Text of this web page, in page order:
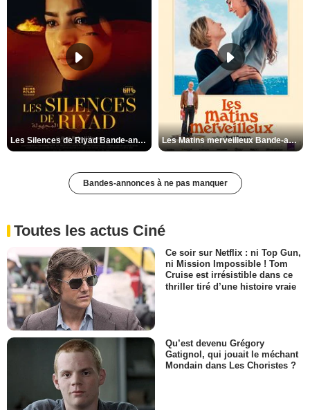
Les Silences de Riyad Bande-annonce VO STFR Les Matins merveilleux Bande-annonce VF
Bandes-annonces à ne pas manquer
Toutes les actus Ciné
Ce soir sur Netflix : ni Top Gun,
ni Mission Impossible ! Tom
Cruise est irrésistible dans ce
thriller tiré d’une histoire vraie
Qu’est devenu Grégory
Gatignol, qui jouait le méchant
Mondain dans Les Choristes ?